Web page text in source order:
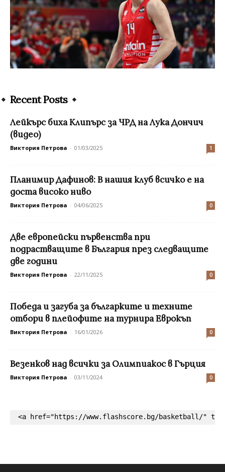
Recent Posts
Лейкърс биха Клипърс за ЧРД на Лука Дончич
(видео)
Виктория Петрова - 01/03/2025 1
Планимир Дафинов: В нашия клуб всичко е на
доста високо ниво
Виктория Петрова - 04/06/2025 0
Две европейски първенства при
подрастващите в България през следващите
две години
Виктория Петрова - 22/11/2025 0
Победа и загуба за българките и техните
отбори в плейофите на турнира Еврокъп
Виктория Петрова - 16/01/2026 0
Везенков над всички за Олимпиакос в Гърция
Виктория Петрова - 03/11/2024 0
<a href="https://www.flashscore.bg/basketball/"